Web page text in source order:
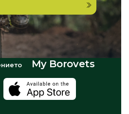
My Borovets